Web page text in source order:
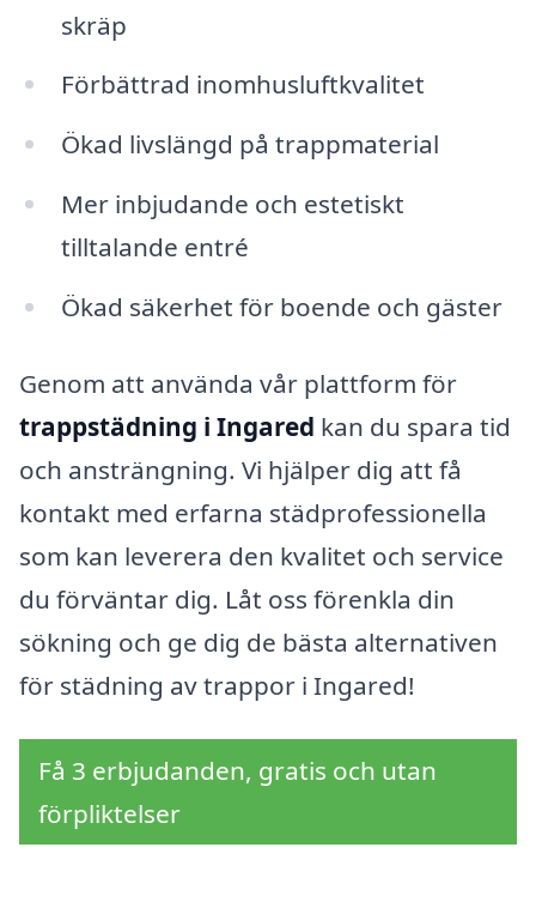
skräp
Förbättrad inomhusluftkvalitet
Ökad livslängd på trappmaterial
Mer inbjudande och estetiskt
tilltalande entré
Ökad säkerhet för boende och gäster
Genom att använda vår plattform för
trappstädning i Ingared kan du spara tid
och ansträngning. Vi hjälper dig att få
kontakt med erfarna städprofessionella
som kan leverera den kvalitet och service
du förväntar dig. Låt oss förenkla din
sökning och ge dig de bästa alternativen
för städning av trappor i Ingared!
Få 3 erbjudanden, gratis och utan
förpliktelser